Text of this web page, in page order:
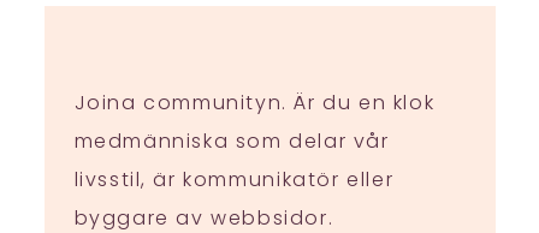
Joina communityn. Är du en klok
medmänniska som delar vår
livsstil, är kommunikatör eller
byggare av webbsidor.